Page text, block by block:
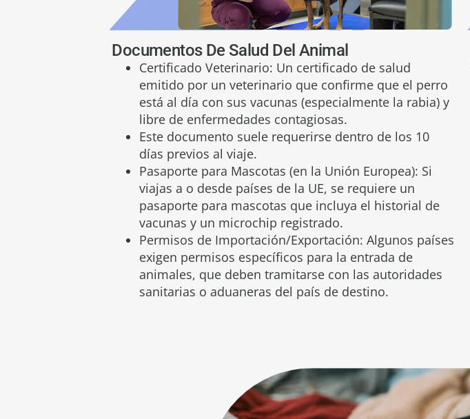
Documentos De Salud Del Animal
Certificado Veterinario: Un certificado de salud
emitido por un veterinario que confirme que el perro
está al día con sus vacunas (especialmente la rabia) y
libre de enfermedades contagiosas.
Este documento suele requerirse dentro de los 10
días previos al viaje.
Pasaporte para Mascotas (en la Unión Europea): Si
viajas a o desde países de la UE, se requiere un
pasaporte para mascotas que incluya el historial de
vacunas y un microchip registrado.
Permisos de Importación/Exportación: Algunos países
exigen permisos específicos para la entrada de
animales, que deben tramitarse con las autoridades
sanitarias o aduaneras del país de destino.